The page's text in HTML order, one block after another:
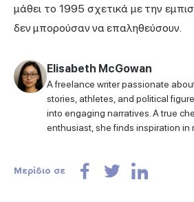
μάθει το 1995 σχετικά με την
δεν μπορούσαν να επαληθεύσουν.
Elisabeth McGowan
A freelance writer passionate
stories, athletes, and political
into engaging narratives. A true
enthusiast, she finds inspiration in
Μερίδιο σε